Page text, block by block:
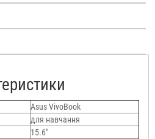
Asus VivoBook
для навчання
15.6"